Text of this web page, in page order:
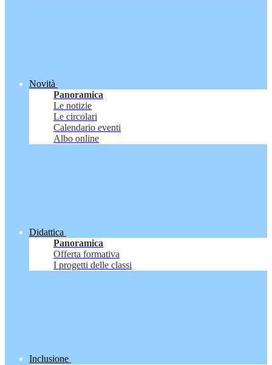
Novità
Panoramica
Le notizie
Le circolari
Calendario eventi
Albo online
Didattica
Panoramica
Offerta formativa
I progetti delle classi
Inclusione